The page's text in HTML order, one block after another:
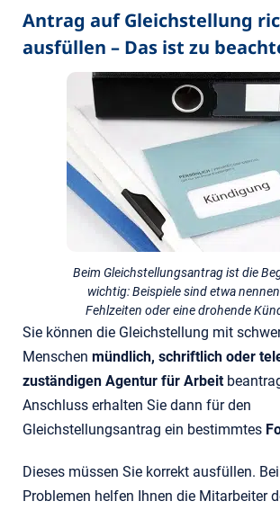
Antrag auf Gleichstellung
ausfüllen – Das ist zu
Beim Gleichstellungsantrag ist die
wichtig: Beispiele sind etwa
Fehlzeiten oder eine drohende
Sie können die Gleichstellung mit
Menschen mündlich, schriftlich oder
zuständigen Agentur für Arbeit
Anschluss erhalten Sie dann für den
Gleichstellungsantrag ein bestimmtes
Dieses müssen Sie korrekt ausfüllen.
Problemen helfen Ihnen die Mitarbeiter